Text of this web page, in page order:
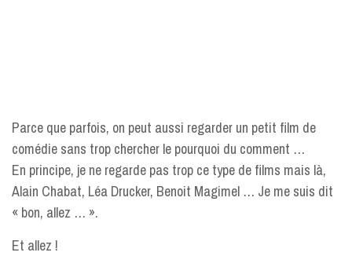
Parce que parfois, on peut aussi regarder un petit film de
comédie sans trop chercher le pourquoi du comment …
En principe, je ne regarde pas trop ce type de films mais là,
Alain Chabat, Léa Drucker, Benoit Magimel … Je me suis dit
« bon, allez … ».
Et allez !